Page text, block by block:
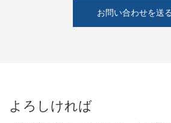
お問い合わせを送る
よろしければ